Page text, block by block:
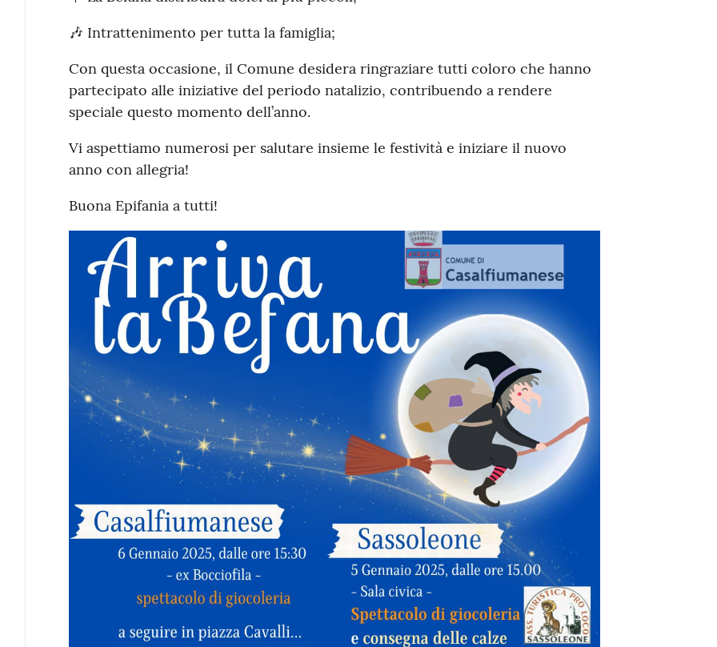
🎶 Intrattenimento per tutta la famiglia;
Con questa occasione, il Comune desidera ringraziare tutti coloro che hanno
partecipato alle iniziative del periodo natalizio, contribuendo a rendere
speciale questo momento dell’anno.
Vi aspettiamo numerosi per salutare insieme le festività e iniziare il nuovo
anno con allegria!
Buona Epifania a tutti!